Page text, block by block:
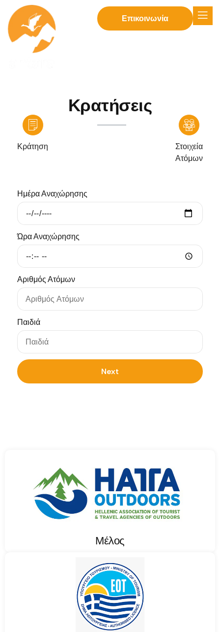
Επικοινωνία
Κρατήσεις
Κράτηση
Στοιχεία
Ατόμων
Ημέρα Αναχώρησης
Ώρα Αναχώρησης
Αριθμός Ατόμων
Παιδιά
Next
Μέλος